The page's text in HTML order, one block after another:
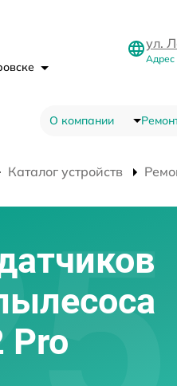
ул.
Адрес
О компании
Каталог устройств
Pro